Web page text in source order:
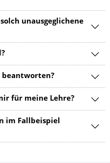
unausgeglichene
beantworten?
für meine Lehre?
im Fallbeispiel